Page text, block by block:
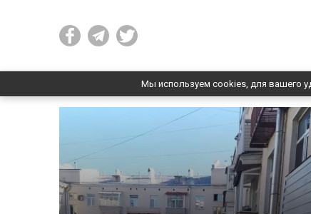
Мы используем cookies, для вашего